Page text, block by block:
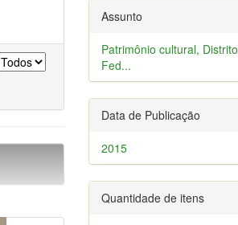
Assunto
Patrimônio cultural, Distrito
Fed...
Data de Publicação
2015
Quantidade de itens